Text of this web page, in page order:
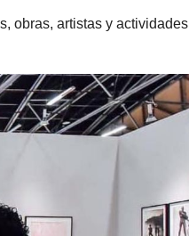
obras, artistas y actividades